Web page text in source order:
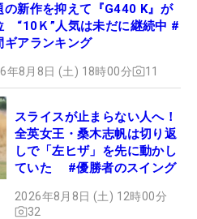
の新作を抑えて『G440 K』が
“10Ｋ”人気は未だに継続中 #
ギアランキング
年8月8日 (土) 18時00分 11
スライスが止まらない人へ！
全英女王・桑木志帆は切り返
しで「左ヒザ」を先に動かし
ていた #優勝者のスイング
2026年8月8日 (土) 12時00分
32